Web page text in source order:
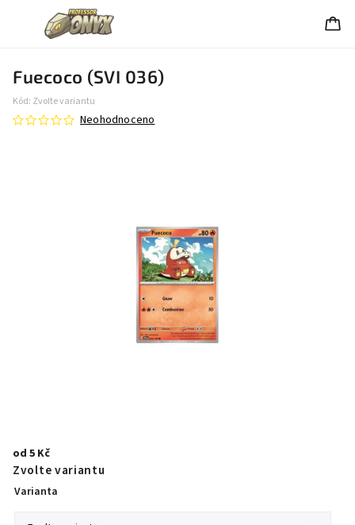
Fuecoco (SVI 036)
Kód: Zvolte variantu
Neohodnoceno
od 5 Kč
Zvolte variantu
Varianta